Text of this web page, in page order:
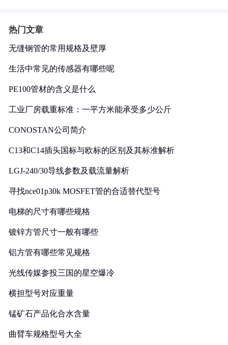
热门文章
无缝钢管的常用规格及壁厚
生活中常见的传感器有哪些呢
PE100管材的含义是什么
工业厂房载重标准：一平方米能承受多少公斤
CONOSTAN公司简介
C13和C14插头国标与欧标的区别及其标准解析
LGJ-240/30导线参数及载流量解析
寻找nce01p30k MOSFET管的合适替代型号
电梯的尺寸有哪些规格
镀锌方管尺寸一般有哪些
铝方管有哪些常见规格
光线传媒参投三国的星空爆冷
横担型号对应重量
锰矿石产品化合水含量
曲臂车规格型号大全